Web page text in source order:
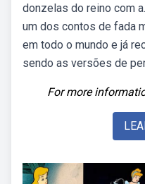
donzelas do reino com
um dos contos de fada
em todo o mundo e já
sendo as versões de
For more